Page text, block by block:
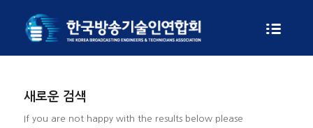
새로운 검색
If you are not happy with the results below please